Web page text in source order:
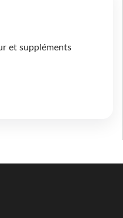
et suppléments